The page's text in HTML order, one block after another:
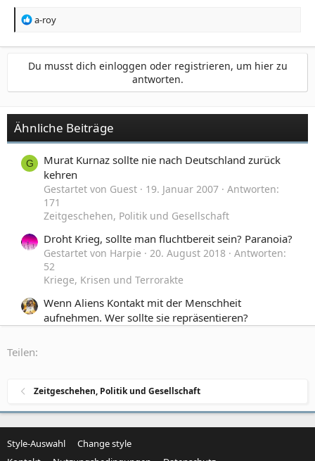
R
a
t
o
n
:
a-roy
Du musst dich einloggen oder registrieren, um hier zu
antworten.
Ähnliche Beiträge
G
Murat Kurnaz sollte nie nach Deutschland zurück
kehren
Gestartet von Guest 19. Januar 2007
Antworten:
171
Zeitgeschehen, Politik und Gesellschaft
Droht Krieg, sollte man fluchtbereit sein? Paranoia?
Gestartet von Harpie 20. August 2018
Antworten:
52
Kriege, Krisen und Terrorakte
Wenn Aliens Kontakt mit der Menschheit
aufnehmen. Wer sollte sie repräsentieren?
195
Zeitgeschehen, Politik und Gesellschaft
Teilen:
Zeitgeschehen, Politik und Gesellschaft
Style-Auswahl
Change style